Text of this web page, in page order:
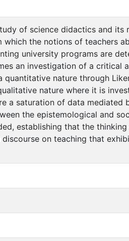
of science didactics and its
the notions of teachers
university programs are
an investigation of a critical
quantitative nature through
nature where it is
a saturation of data mediated
the epistemological and
establishing that the
on teaching that